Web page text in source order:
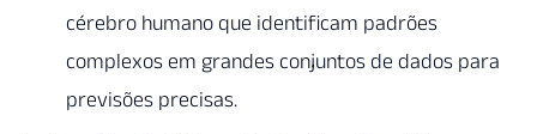
cérebro humano que identificam padrões
complexos em grandes conjuntos de dados para
previsões precisas.